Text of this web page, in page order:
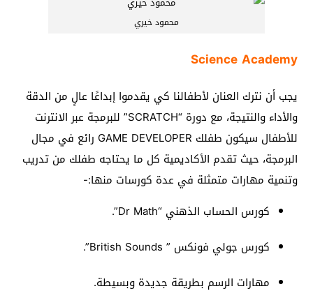
محمود خيري
Science Academy
يجب أن نترك العنان لأطفالنا كي يقدموا إبداعًا عالٍ من الدقة
والأداء والنتيجة، مع دورة “SCRATCH” للبرمجة عبر الانترنت
للأطفال سيكون طفلك GAME DEVELOPER رائع في مجال
البرمجة، حيث تقدم الأكاديمية كل ما يحتاجه طفلك من تدريب
وتنمية مهارات متمثلة في عدة كورسات منها:-
كورس الحساب الذهني “Dr Math”.
كورس جولي فونكس ” British Sounds”.
مهارات الرسم بطريقة جديدة وبسيطة.